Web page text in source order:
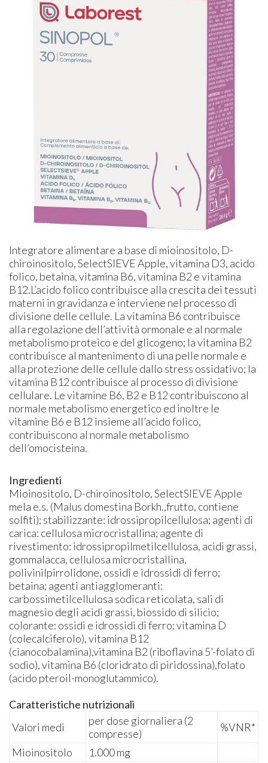
Integratore alimentare a base di mioinositolo, D-
chiroinositolo, SelectSIEVE Apple, vitamina D3, acido
folico, betaina, vitamina B6, vitamina B2 e vitamina
B12.L’acido folico contribuisce alla crescita dei tessuti
materni in gravidanza e interviene nel processo di
divisione delle cellule. La vitamina B6 contribuisce
alla regolazione dell’attività ormonale e al normale
metabolismo proteico e del glicogeno; la vitamina B2
contribuisce al mantenimento di una pelle normale e
alla protezione delle cellule dallo stress ossidativo; la
vitamina B12 contribuisce al processo di divisione
cellulare. Le vitamine B6, B2 e B12 contribuiscono al
normale metabolismo energetico ed inoltre le
vitamine B6 e B12 insieme all’acido folico,
contribuiscono al normale metabolismo
dell’omocisteina.
Ingredienti
Mioinositolo, D-chiroinositolo, SelectSIEVE Apple
mela e.s. (Malus domestina Borkh.,frutto, contiene
solfiti); stabilizzante: idrossipropilcellulosa; agenti di
carica: cellulosa microcristallina; agente di
rivestimento: idrossipropilmetilcellulosa, acidi grassi,
gommalacca, cellulosa microcristallina,
polivinilpirrolidone, ossidi e idrossidi di ferro;
betaina; agenti antiagglomeranti:
carbossimetilcellulosa sodica reticolata, sali di
magnesio degli acidi grassi, biossido di silicio;
colorante: ossidi e idrossidi di ferro; vitamina D
(colecalciferolo), vitamina B12
(cianocobalamina),vitamina B2 (riboflavina 5'-folato di
sodio), vitamina B6 (cloridrato di piridossina),folato
(acido pteroil-monoglutammico).
Caratteristiche nutrizionali
Valori medi
per dose giornaliera (2
compresse)
%VNR*
Mioinositolo
1.000 mg